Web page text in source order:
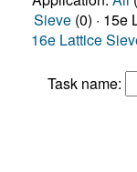
Sieve (0) · 15e
16e Lattice
Task name: